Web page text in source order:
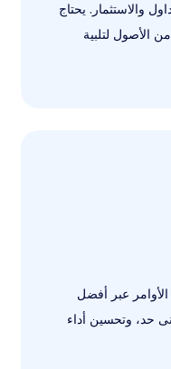
والاستثمار. يحتاج
الأصول لتلبية
عبر أفضل
حد، وتحسين أداء